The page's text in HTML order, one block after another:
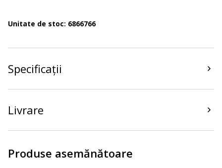
Unitate de stoc: 6866766
Specificații
Livrare
Produse asemănătoare